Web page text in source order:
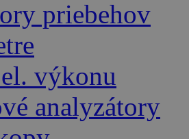
priebehov
výkonu
analyzátory